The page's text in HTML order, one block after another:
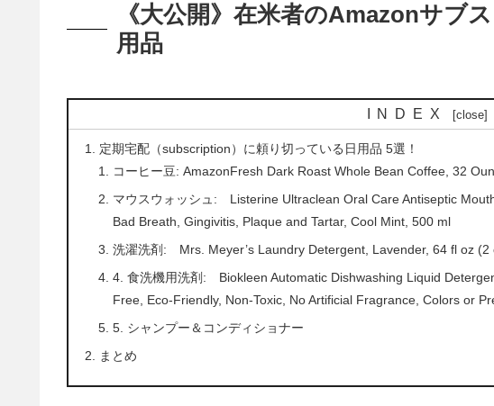
《大公開》在米者のAmazonサブ
用品
INDEX
定期宅配（subscription）に頼り切っている日用品 5選！
コーヒー豆: AmazonFresh Dark Roast Whole Bean Coffee, 32
マウスウォッシュ: Listerine Ultraclean Oral Care Antiseptic
Bad Breath, Gingivitis, Plaque and Tartar, Cool Mint, 500 ml
洗濯洗剤: Mrs. Meyer’s Laundry Detergent, Lavender, 64 fl oz (2
4. 食洗機用洗剤: Biokleen Automatic Dishwashing Liquid
Free, Eco-Friendly, Non-Toxic, No Artificial Fragrance, Colors or
5. シャンプー＆コンディショナー
まとめ